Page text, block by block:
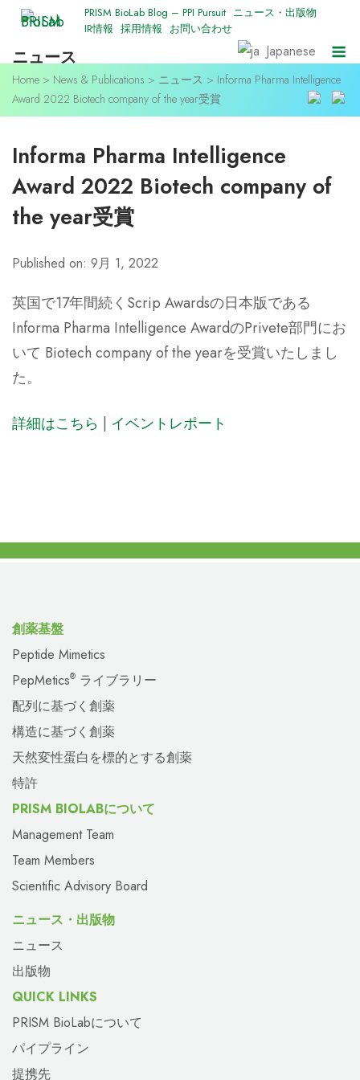
Skip
content
PRISM BioLab Blog – PPI Pursuit ニュース・出版物
IR情報 採用情報 お問い合わせ
Japanese
ニュース
Home > News & Publications > ニュース > Informa Pharma Intelligence
Award 2022 Biotech company of the year受賞
Informa Pharma Intelligence
Award 2022 Biotech company of
the year受賞
Published on: 9月 1, 2022
英国で17年間続くScrip Awardsの日本版である
Informa Pharma Intelligence AwardのPrivete部門にお
いて Biotech company of the yearを受賞いたしまし
た。
詳細はこちら | イベントレポート
創薬基盤
Peptide Mimetics
PepMetics® ライブラリー
配列に基づく創薬
構造に基づく創薬
天然変性蛋白を標的とする創薬
特許
PRISM BIOLABについて
Management Team
Team Members
Scientific Advisory Board
ニュース・出版物
ニュース
出版物
QUICK LINKS
PRISM BioLabについて
パイプライン
提携先